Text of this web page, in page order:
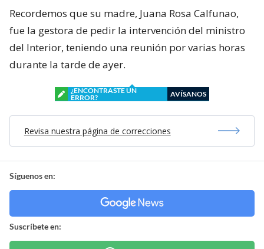
Recordemos que su madre, Juana Rosa Calfunao,
fue la gestora de pedir la intervención del ministro
del Interior, teniendo una reunión por varias horas
durante la tarde de ayer.
¿ENCONTRASTE UN
ERROR?
AVÍSANOS
Revisa nuestra página de correcciones
Síguenos en:
Suscríbete en: